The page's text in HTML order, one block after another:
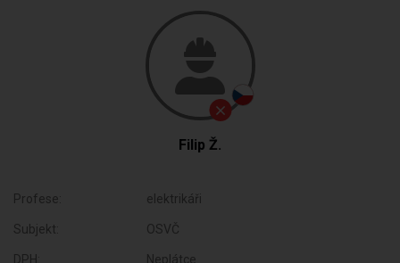
Filip Ž.
Profese: elektrikáři
Subjekt: OSVČ
DPH: Neplátce